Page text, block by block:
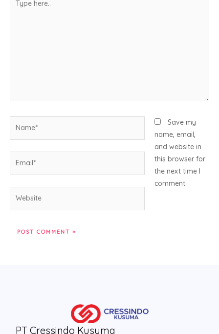
here..
Save my
name, email,
and website in
this browser for
the next time I
comment.
PT Cressindo Kusuma